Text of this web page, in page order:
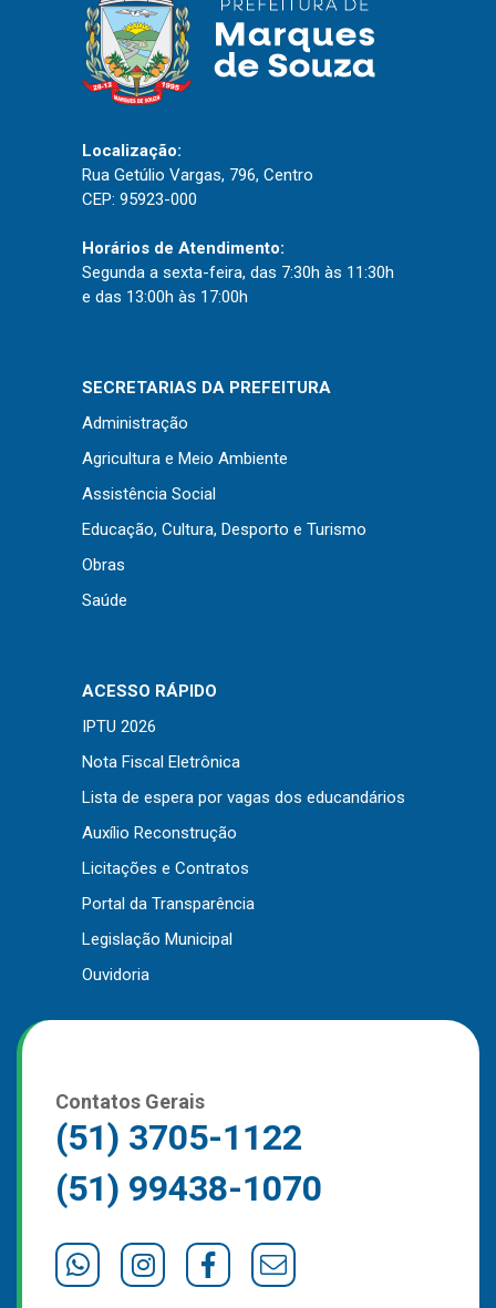
Publicações
Diário Oficial (Novo)
Diário Oficial (Até 30/04)
Processo Seletivo
Seletivo Simplificado
Licitações
Dispensas e Inexigibilidades
Chamamentos Públicos
Leis, Decretos e Portarias
Transparência
Radar da Transparência
Cespro
Outros
Downloads
Contato
Localização:
Rua Getúlio Vargas, 796, Centro
CEP: 95923-000
Horários de Atendimento:
Segunda a sexta-feira, das 7:30h às 11:30h
e das 13:00h às 17:00h
SECRETARIAS DA PREFEITURA
Administração
Agricultura e Meio Ambiente
Assistência Social
Educação, Cultura, Desporto e Turismo
Obras
Saúde
ACESSO RÁPIDO
IPTU 2026
Nota Fiscal Eletrônica
Lista de espera por vagas dos educandários
Auxílio Reconstrução
Licitações e Contratos
Portal da Transparência
Legislação Municipal
Ouvidoria
Contatos Gerais
(51) 3705-1122
(51) 99438-1070